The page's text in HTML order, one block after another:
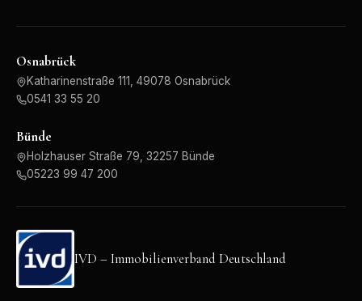
Osnabrück
Katharinenstraße 111, 49078 Osnabrück
0541 33 55 20
Bünde
Holzhauser Straße 79, 32257 Bünde
05223 99 47 200
IVD – Immobilienverband Deutschland